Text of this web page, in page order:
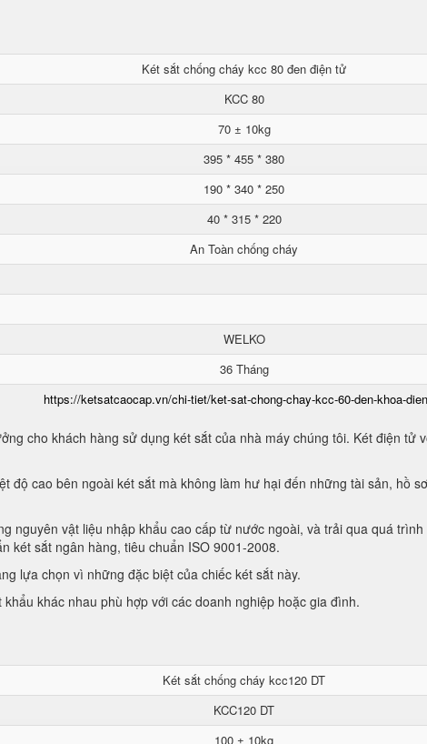
Két sắt chống cháy kcc 80 đen điện tử
KCC 80
70 ± 10kg
395 * 455 * 380
190 * 340 * 250
40 * 315 * 220
An Toàn chống cháy
WELKO
36 Tháng
https://ketsatcaocap.vn/chi-tiet/ket-sat-chong-chay-kcc-60-den-khoa-
cho khách hàng sử dụng két sắt của nhà máy chúng tôi. Két điện tử
độ cao bên ngoài két sắt mà không làm hư hại đến những tài sản, hồ
nguyên vật liệu nhập khẩu cao cấp từ nước ngoài, và trải qua quá trình
két sắt ngân hàng, tiêu chuẩn ISO 9001-2008.
lựa chọn vì những đặc biệt của chiếc két sắt này.
khác nhau phù hợp với các doanh nghiệp hoặc gia đình.
Két sắt chống cháy kcc120 DT
KCC120 DT
100 ± 10kg